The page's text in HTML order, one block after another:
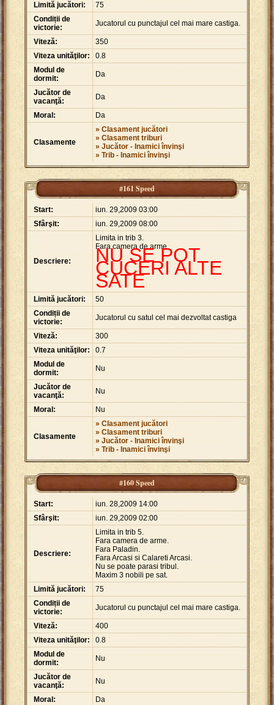
Limită jucători:
75
Condiții de
victorie:
Jucatorul cu punctajul cel mai mare castiga.
Viteză:
350
Viteza unităţilor:
0.8
Modul de
dormit:
Da
Jucător de
vacanţă:
Da
Moral: Da
Clasamente
» Clasament jucători
» Clasament triburi
» Jucător - Inamici învinşi
» Trib - Inamici învinşi
#161 Speed
Start:
iun. 29,2009 03:00
Sfârşit:
iun. 29,2009 08:00
Descriere:
Limita in trib 3.
Fara camera de arme.
NU SE POT
CUCERI ALTE
SATE
Limită jucători:
50
Condiții de
victorie:
Jucatorul cu satul cel mai dezvoltat castiga
Viteză:
300
Viteza unităţilor:
0.7
Modul de
dormit:
Nu
Jucător de
vacanţă:
Nu
Moral: Nu
Clasamente
» Clasament jucători
» Clasament triburi
» Jucător - Inamici învinşi
» Trib - Inamici învinşi
#160 Speed
Start:
iun. 28,2009 14:00
Sfârşit:
iun. 29,2009 02:00
Descriere:
Limita in trib 5.
Fara camera de arme.
Fara Paladin.
Fara Arcasi si Calareti Arcasi.
Nu se poate parasi tribul.
Maxim 3 nobili pe sat.
Limită jucători:
75
Condiții de
victorie:
Jucatorul cu punctajul cel mai mare castiga.
Viteză:
400
Viteza unităţilor:
0.8
Modul de
dormit:
Nu
Jucător de
vacanţă:
Nu
Moral: Da